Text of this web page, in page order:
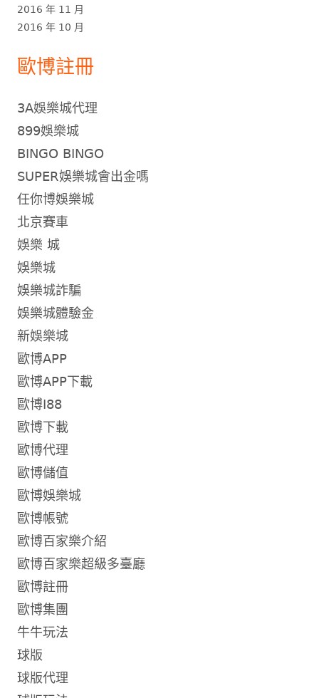
2016 年 11 月
2016 年 10 月
歐博註冊
3A娛樂城代理
899娛樂城
BINGO BINGO
SUPER娛樂城會出金嗎
任你博娛樂城
北京賽車
娛樂 城
娛樂城
娛樂城詐騙
娛樂城體驗金
新娛樂城
歐博APP
歐博APP下載
歐博I88
歐博下載
歐博代理
歐博儲值
歐博娛樂城
歐博帳號
歐博百家樂介紹
歐博百家樂超級多臺廳
歐博註冊
歐博集團
牛牛玩法
球版
球版代理